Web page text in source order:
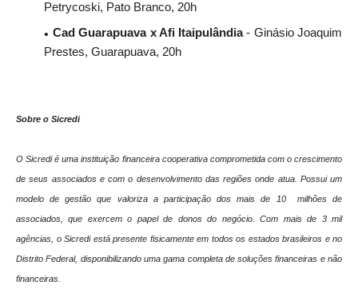
Petrycoski, Pato Branco, 20h
Cad Guarapuava x Afi Itaipulândia- Ginásio Joaquim
Prestes, Guarapuava, 20h
Sobre o Sicredi
O Sicredi é uma instituição financeira cooperativa comprometida com o crescimento
de seus associados e com o desenvolvimento das regiões onde atua. Possui um
modelo de gestão que valoriza a participação dos mais de 10 milhões de
associados, que exercem o papel de donos do negócio. Com mais de 3 mil
agências, o Sicredi está presente fisicamente em todos os estados brasileiros e no
Distrito Federal, disponibilizando uma gama completa de soluções financeiras e não
financeiras.